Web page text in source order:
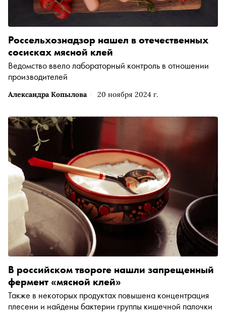
Александра Копылова 20 ноября 2024 г.
Россельхознадзор нашел в отечественных
сосисках мясной клей
Ведомство ввело лабораторный контроль в отношении
производителей
В российском твороге нашли запрещенный
фермент «мясной клей»
Также в некоторых продуктах повышена концентрация
плесени и найдены бактерии группы кишечной палочки